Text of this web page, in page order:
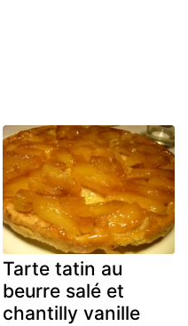
Tarte tatin au
beurre salé et
chantilly vanille